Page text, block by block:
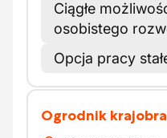
Ciągłe
osobistego
Opcja pracy
Ogrodnik